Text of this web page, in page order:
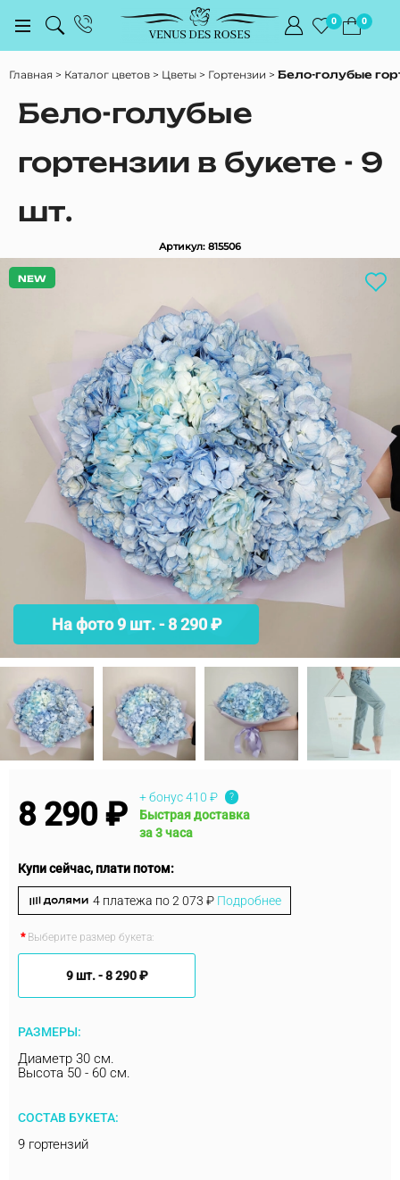
0 0
Главная Каталог цветов Цветы Гортензии Бело-голубые
Бело-голубые
гортензии в букете - 9
шт.
Артикул: 815506
На фото 9 шт. - 8 290 ₽
NEW
8 290 ₽ + бонус410 ₽ ?
Быстрая доставка
за 3 часа
Купи сейчас, плати потом:
4 платежа по2 073 ₽ Подробнее
Выберите размер букета:
9 шт. -8 290 ₽
РАЗМЕРЫ:
Диаметр 30 см.
Высота 50 - 60 см.
СОСТАВ БУКЕТА:
9 гортензий